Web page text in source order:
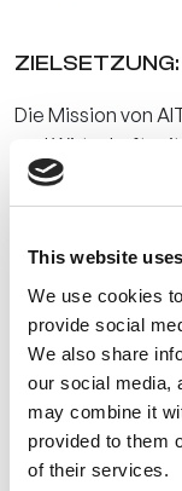
This website
We use cookies
provide social
We also share
our social media,
may combine it
provided to them
of their services.
ZIELSETZUNG:
Die Mission von
und Wirtschaft
so zu einer
verhelfen.
Full-Stack-
Embedded-
und autarker